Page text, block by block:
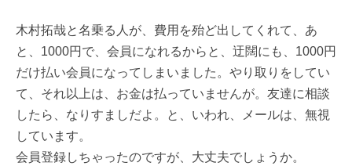
木村拓哉と名乗る人が、費用を殆ど出してくれて、あ
と、1000円で、会員になれるからと、迂闊にも、1000円
だけ払い会員になってしまいました。やり取りをしてい
て、それ以上は、お金は払っていませんが。友達に相談
したら、なりすましだよ。と、いわれ、メールは、無視
しています。
会員登録しちゃったのですが、大丈夫でしょうか。